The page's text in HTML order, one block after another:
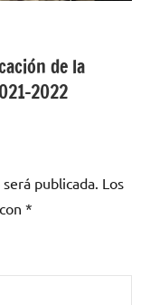
de la
2022
publicada. Los
*